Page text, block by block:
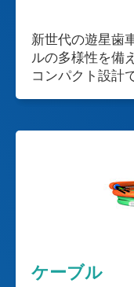
新世代の遊星歯
ルの多様性を備
コンパクト設計
ケーブル